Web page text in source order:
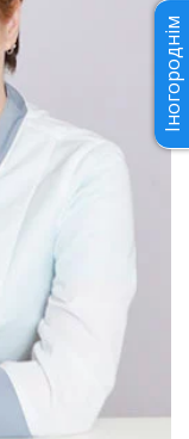
Іногороднім